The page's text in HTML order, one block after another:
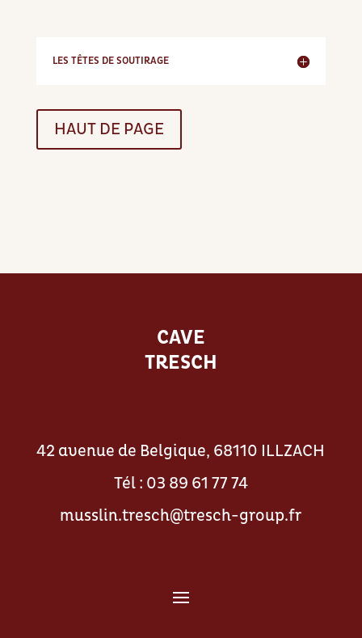
LES TÊTES DE SOUTIRAGE
HAUT DE PAGE
CAVE
TRESCH
42 avenue de Belgique, 68110 ILLZACH
Tél : 03 89 61 77 74
musslin.tresch@tresch-group.fr